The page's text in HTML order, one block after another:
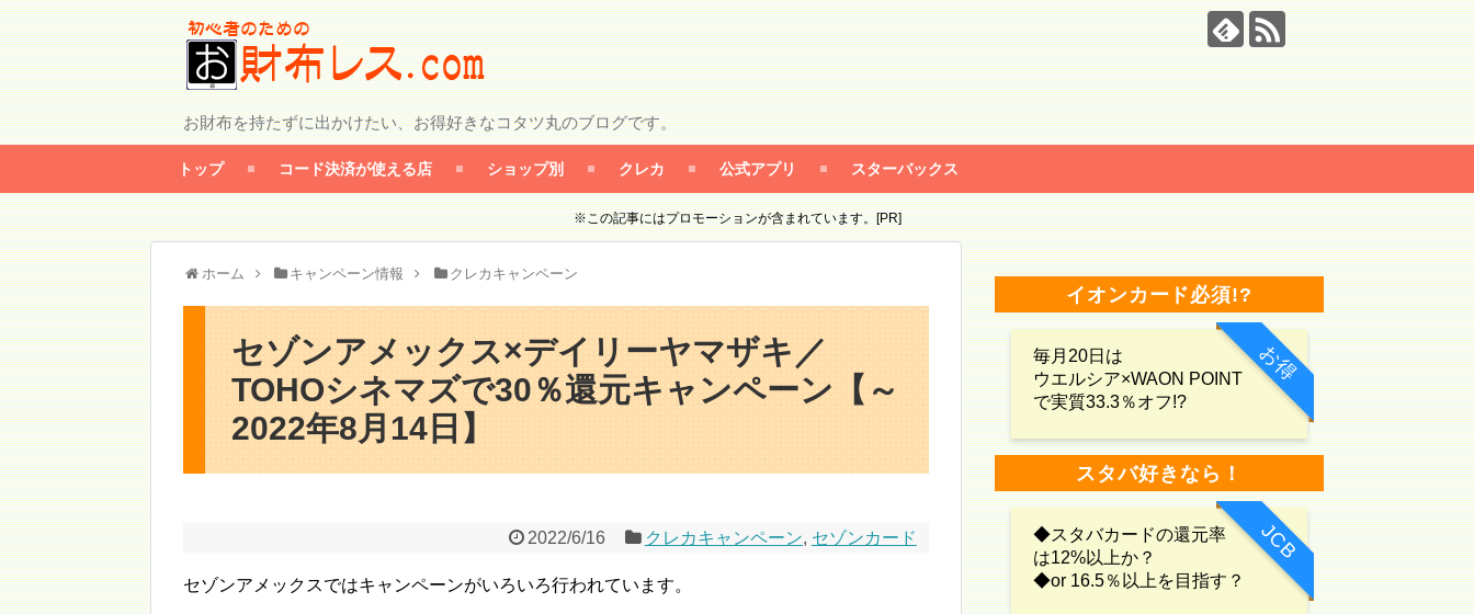
お財布を持たずに出かけたい、お得好きなコタツ丸のブログです。
トップ コード決済が使える店 ショップ別 クレカ 公式アプリ スターバックス
※この記事にはプロモーションが含まれています。[PR]
ホーム キャンペーン情報 クレカキャンペーン
セゾンアメックス×デイリーヤマザキ／
TOHOシネマズで30％還元キャンペーン【～
2022年8月14日】
2022/6/16 クレカキャンペーン, セゾンカード
セゾンアメックスではキャンペーンがいろいろ行われています。
イオンカード必須!?
お得
毎月20日は
ウエルシア×WAON POINT
で実質33.3％オフ!?
スタバ好きなら！
JCB
◆スタバカードの還元率
は12%以上か？
◆or 16.5％以上を目指す？